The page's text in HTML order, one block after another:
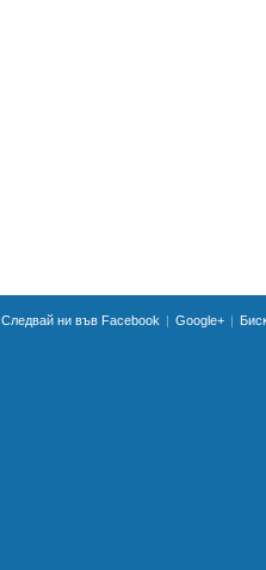
Следвай ни във Facebook Google+